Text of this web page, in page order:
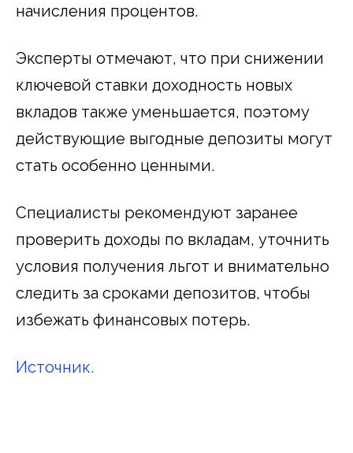
начисления процентов.
Эксперты отмечают, что при снижении
ключевой ставки доходность новых
вкладов также уменьшается, поэтому
действующие выгодные депозиты могут
стать особенно ценными.
Специалисты рекомендуют заранее
проверить доходы по вкладам, уточнить
условия получения льгот и внимательно
следить за сроками депозитов, чтобы
избежать финансовых потерь.
Источник.